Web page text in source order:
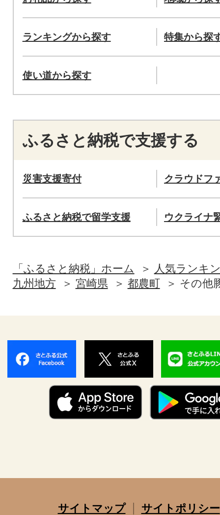
ランキングから探す 特集から探
使い道から探す
ふるさと納税で支援する
災害支援寄付 クラウドフ
ふるさと納税で留学支援 ウクライナ
「ふるさと納税」ホーム
人気ランキ
九州地方
宮崎県 都農町 その他
サイトマップ
サイトポリシー